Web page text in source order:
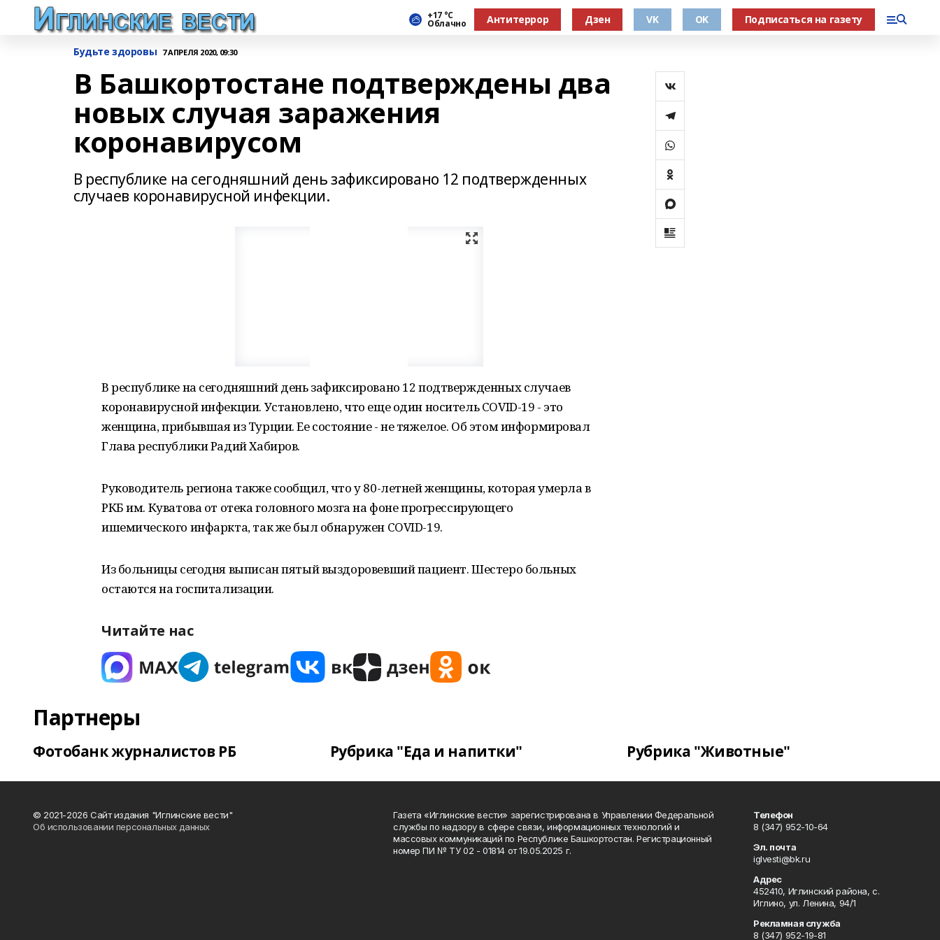
+17 °С
Облачно Антитеррор Дзен VK OK Подписаться на газету
Будьте здоровы 7 АПРЕЛЯ 2020, 09:30
В Башкортостане подтверждены два
новых случая заражения
коронавирусом
В республике на сегодняшний день зафиксировано 12 подтвержденных
случаев коронавирусной инфекции.
В республике на сегодняшний день зафиксировано 12 подтвержденных случаев
коронавирусной инфекции. Установлено, что еще один носитель COVID-19 - это
женщина, прибывшая из Турции. Ее состояние - не тяжелое. Об этом информировал
Глава республики Радий Хабиров.
Руководитель региона также сообщил, что у 80-летней женщины, которая умерла в
РКБ им. Куватова от отека головного мозга на фоне прогрессирующего
ишемического инфаркта, так же был обнаружен COVID-19.
Из больницы сегодня выписан пятый выздоровевший пациент. Шестеро больных
остаются на госпитализации.
Читайте нас
Партнеры
Фотобанк журналистов РБ Рубрика "Еда и напитки" Рубрика "Животные"
© 2021-2026 Сайт издания "Иглинские вести"
Об использовании персональных данных
Газета «Иглинские вести» зарегистрирована в Управлении Федеральной
службы по надзору в сфере связи, информационных технологий и
массовых коммуникаций по Республике Башкортостан. Регистрационный
номер ПИ № ТУ 02 - 01814 от 19.05.2025 г.
Телефон
8 (347) 952-10-64
Эл. почта
iglvesti@bk.ru
Адрес
452410, Иглинский района, с.
Иглино, ул. Ленина, 94/1
Рекламная служба
8 (347) 952-19-81